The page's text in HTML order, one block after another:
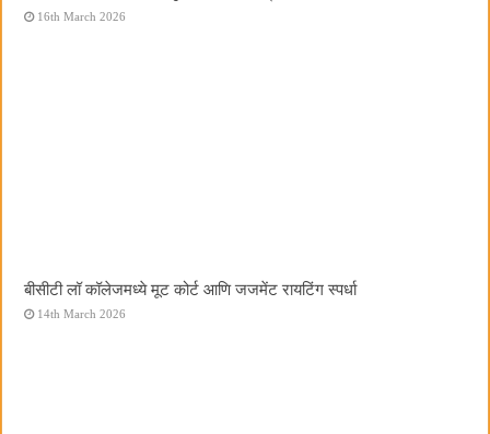
16th March 2026
बीसीटी लॉ कॉलेजमध्ये मूट कोर्ट आणि जजमेंट रायटिंग स्पर्धा
14th March 2026